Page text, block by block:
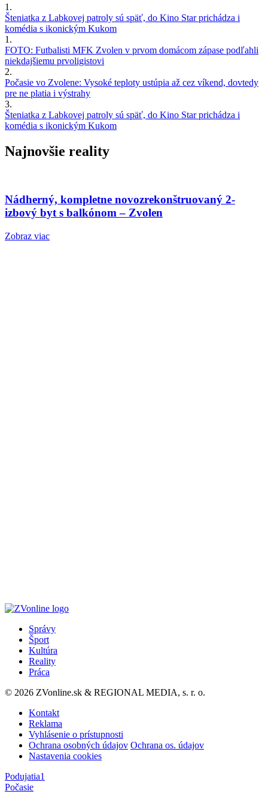
1.
Šteniatka z Labkovej patroly sú späť, do Kino Star prichádza i
komédia s ikonickým Kukom
1.
FOTO: Futbalisti MFK Zvolen v prvom domácom zápase podľahli
niekdajšiemu prvoligistovi
2.
Počasie vo Zvolene: Vysoké teploty ustúpia až cez víkend, dovtedy
pre ne platia i výstrahy
3.
Šteniatka z Labkovej patroly sú späť, do Kino Star prichádza i
komédia s ikonickým Kukom
Najnovšie reality
Nádherný, kompletne novozrekonštruovaný 2-
izbový byt s balkónom – Zvolen
Zobraz viac
Správy
Šport
Kultúra
Reality
Práca
© 2026 ZVonline.sk & REGIONAL MEDIA, s. r. o.
Kontakt
Reklama
Vyhlásenie o prístupnosti
Ochrana osobných údajov Ochrana os. údajov
Nastavenia cookies
Podujatia1
Počasie